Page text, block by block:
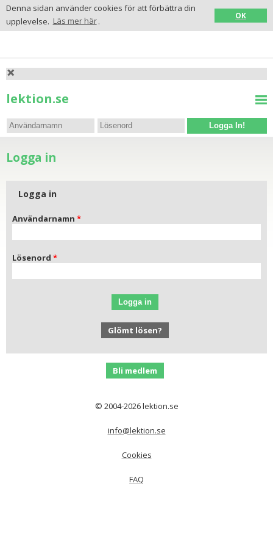
Denna sidan använder cookies för att förbättra din
upplevelse. Läs mer här.
OK
lektion.se
Logga In!
Logga in
Logga in
Användarnamn
Lösenord
Logga in
Glömt lösen?
Bli medlem
© 2004-2026 lektion.se
info@lektion.se
Cookies
FAQ